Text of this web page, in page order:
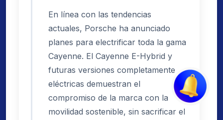
En línea con las tendencias
actuales, Porsche ha anunciado
planes para electrificar toda la gama
Cayenne. El Cayenne E-Hybrid y
futuras versiones completamente
eléctricas demuestran el
compromiso de la marca con la
movilidad sostenible, sin sacrificar el